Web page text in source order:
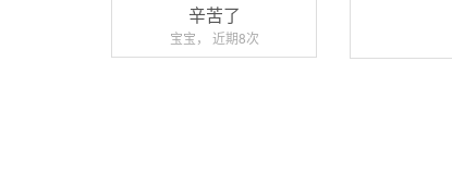
辛苦了
宝宝， 近期8次